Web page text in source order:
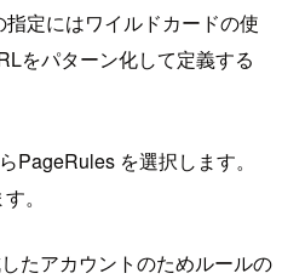
定にはワイルドカードの使
をパターン化して定義する
PageRules を選択します。
。
たアカウントのためルールの